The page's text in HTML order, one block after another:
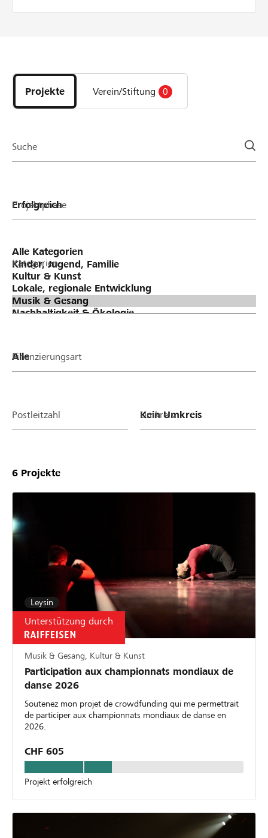
Projekte
und
Organisationen
Projekte Verein/Stiftung 0
Suche
Projektphase
Kategorien
Finanzierungsart
Postleitzahl Umkreis
6 Projekte
Leysin
Unterstützung durch
Musik & Gesang, Kultur & Kunst
Participation aux championnats mondiaux de
danse 2026
Soutenez mon projet de crowdfunding qui me permettrait
de participer aux championnats mondiaux de danse en
2026.
CHF 605
Projekt erfolgreich